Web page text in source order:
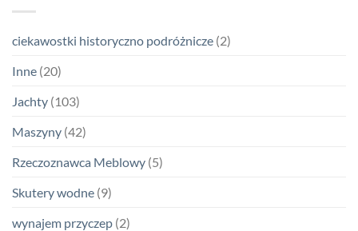
ciekawostki historyczno podróżnicze (2)
Inne (20)
Jachty (103)
Maszyny (42)
Rzeczoznawca Meblowy (5)
Skutery wodne (9)
wynajem przyczep (2)